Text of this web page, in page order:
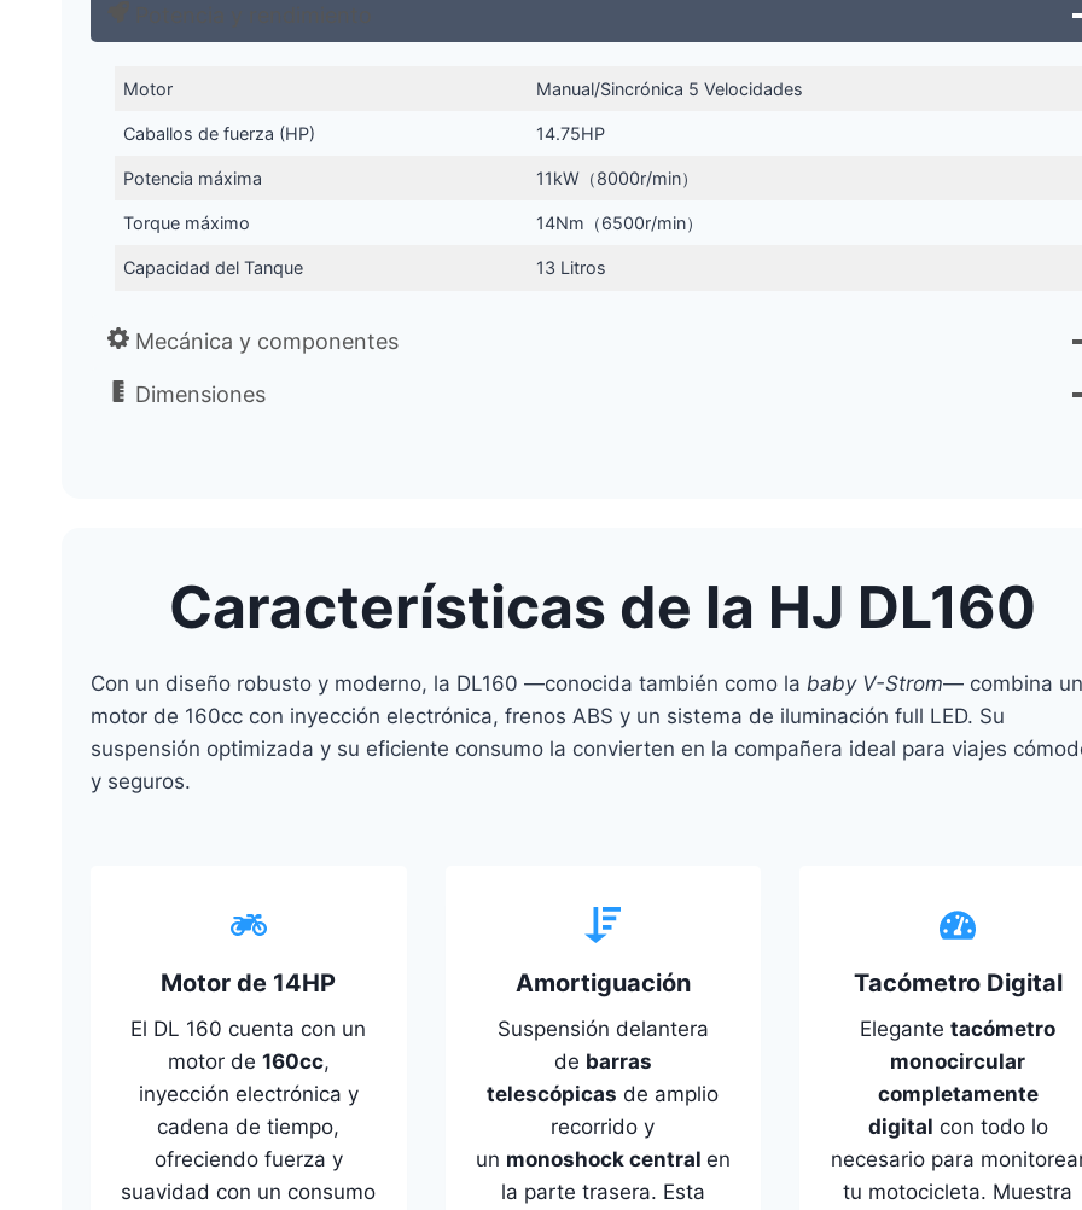
Motor Manual/Sincrónica 5 Velocidades
Caballos de fuerza (HP) 14.75HP
Potencia máxima 11kW（8000r/min）
Torque máximo 14Nm（6500r/min）
Capacidad del Tanque 13 Litros
Mecánica y componentes
Dimensiones
Características de la HJ DL160
Con un diseño robusto y moderno, la DL160 —conocida también como la baby V-Strom— combina un
motor de 160cc con inyección electrónica, frenos ABS y un sistema de iluminación full LED. Su
suspensión optimizada y su eficiente consumo la convierten en la compañera ideal para viajes
y seguros.
Motor de 14HP
El DL 160 cuenta con un
motor de 160cc,
inyección electrónica y
cadena de tiempo,
ofreciendo fuerza y
suavidad con un consumo
Amortiguación
Suspensión delantera
de barras
telescópicas de amplio
recorrido y
un monoshock central en
la parte trasera. Esta
Tacómetro Digital
Elegantetacómetro
monocircular
completamente
digital con todo lo
necesario para
tu motocicleta. Muestra